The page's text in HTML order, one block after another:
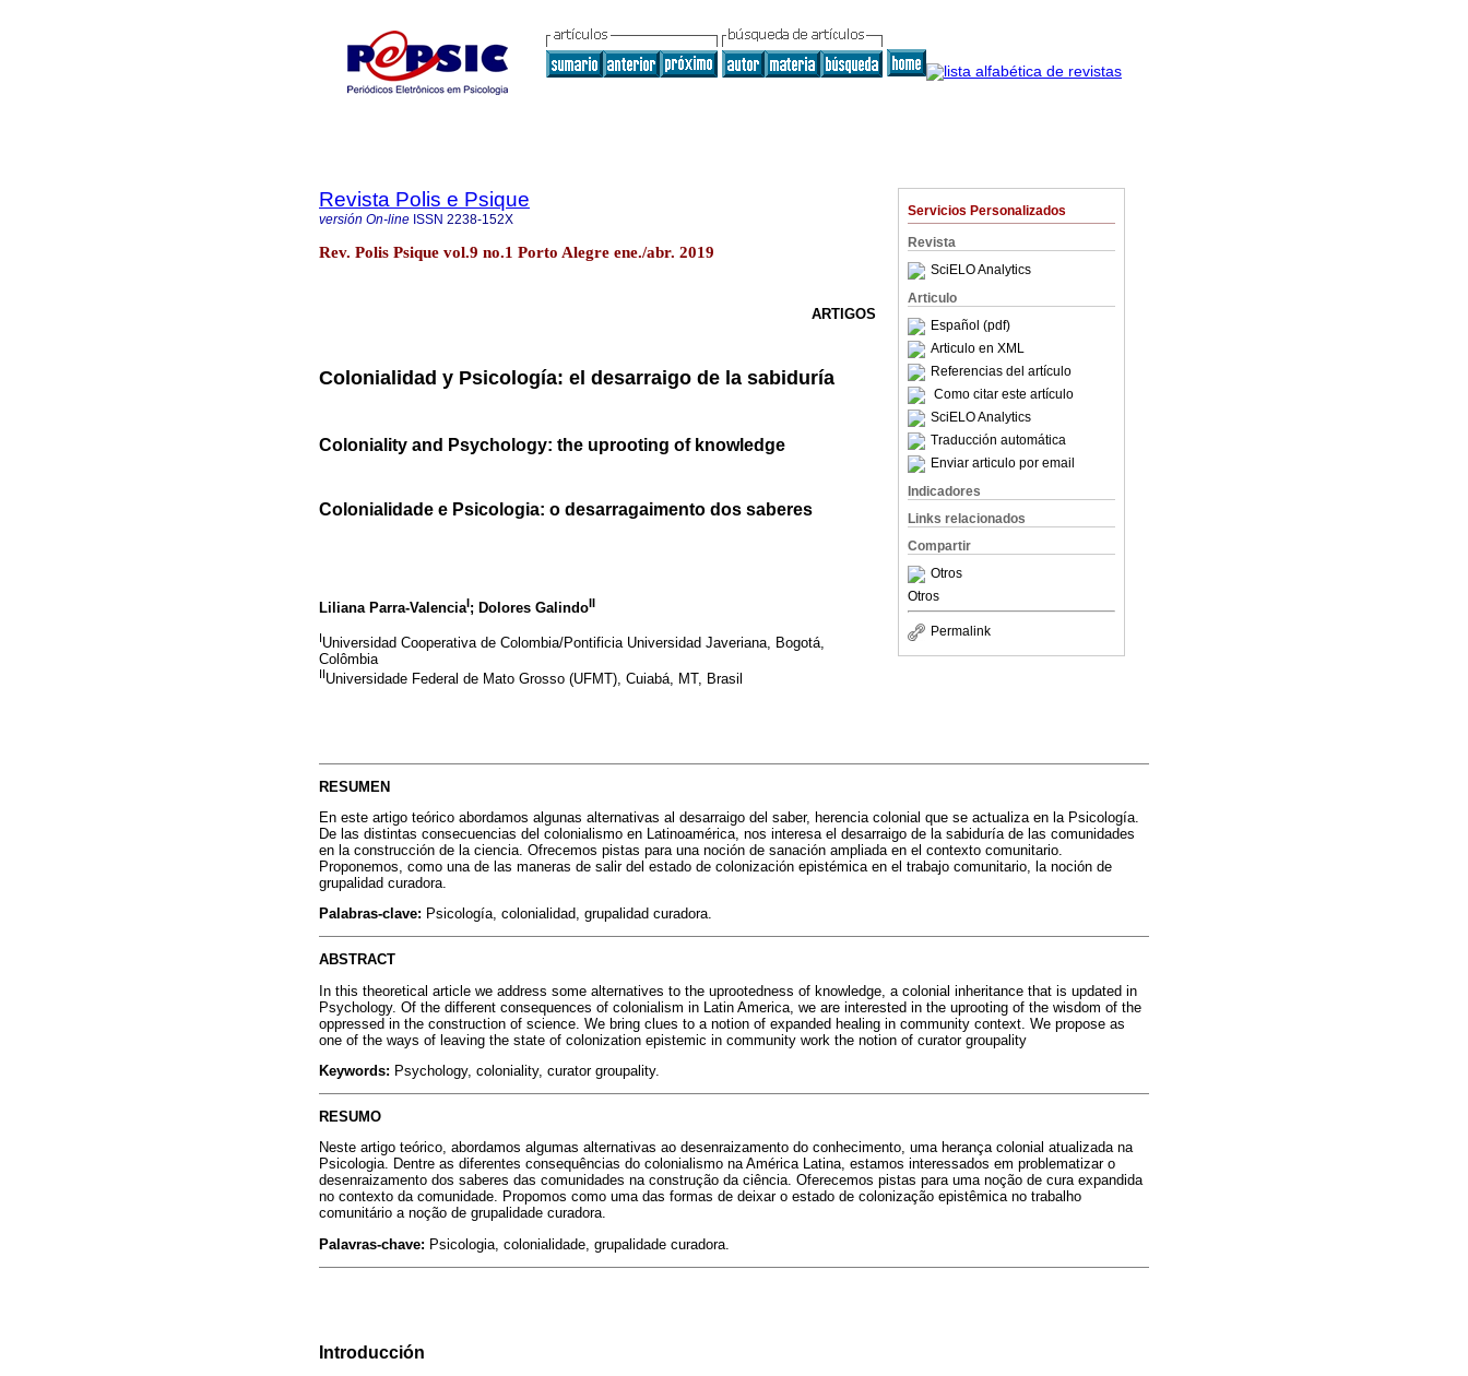
Servicios Personalizados
Revista
SciELO Analytics
Articulo
Español (pdf)
Articulo en XML
Referencias del artículo
Como citar este artículo
SciELO Analytics
Traducción automática
Enviar articulo por email
Indicadores
Links relacionados
Compartir
Otros
Otros
Permalink
Revista Polis e Psique
versión On-line ISSN 2238-152X
Rev. Polis Psique vol.9 no.1 Porto Alegre ene./abr. 2019
ARTIGOS
Colonialidad y Psicología: el desarraigo de la sabiduría
Coloniality and Psychology: the uprooting of knowledge
Colonialidade e Psicologia: o desarragaimento dos saberes
Liliana Parra-ValenciaI; Dolores GalindoII
IUniversidad Cooperativa de Colombia/Pontificia Universidad Javeriana, Bogotá,
Colômbia
IIUniversidade Federal de Mato Grosso (UFMT), Cuiabá, MT, Brasil
RESUMEN
En este artigo teórico abordamos algunas alternativas al desarraigo del saber, herencia colonial que se actualiza en la Psicología.
De las distintas consecuencias del colonialismo en Latinoamérica, nos interesa el desarraigo de la sabiduría de las comunidades
en la construcción de la ciencia. Ofrecemos pistas para una noción de sanación ampliada en el contexto comunitario.
Proponemos, como una de las maneras de salir del estado de colonización epistémica en el trabajo comunitario, la noción de
grupalidad curadora.
Palabras-clave: Psicología, colonialidad, grupalidad curadora.
ABSTRACT
In this theoretical article we address some alternatives to the uprootedness of knowledge, a colonial inheritance that is updated in
Psychology. Of the different consequences of colonialism in Latin America, we are interested in the uprooting of the wisdom of the
oppressed in the construction of science. We bring clues to a notion of expanded healing in community context. We propose as
one of the ways of leaving the state of colonization epistemic in community work the notion of curator groupality
Keywords: Psychology, coloniality, curator groupality.
RESUMO
Neste artigo teórico, abordamos algumas alternativas ao desenraizamento do conhecimento, uma herança colonial atualizada na
Psicologia. Dentre as diferentes consequências do colonialismo na América Latina, estamos interessados em problematizar o
desenraizamento dos saberes das comunidades na construção da ciência. Oferecemos pistas para uma noção de cura expandida
no contexto da comunidade. Propomos como uma das formas de deixar o estado de colonização epistêmica no trabalho
comunitário a noção de grupalidade curadora.
Palavras-chave: Psicologia, colonialidade, grupalidade curadora.
Introducción